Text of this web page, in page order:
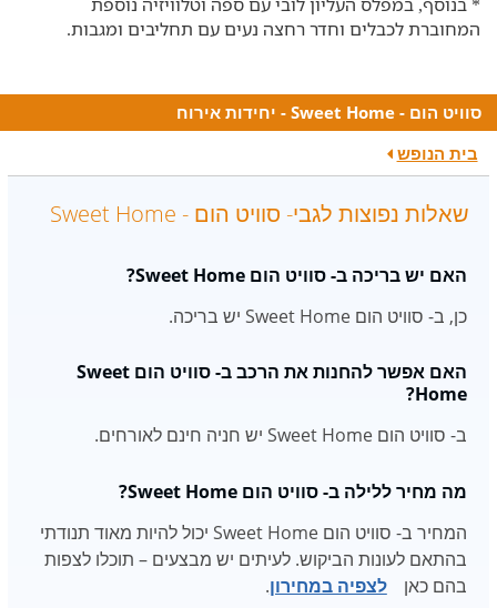
המחוברת לכבלים וחדר רחצה נעים עם תחליבים ומגבות.
סוויט הום - Sweet Home - יחידות אירוח
בית הנופש
שאלות נפוצות לגבי- סוויט הום - Sweet Home
האם יש בריכה ב- סוויט הום Sweet Home?
כן, ב- סוויט הום Sweet Home יש בריכה.
האם אפשר להחנות את הרכב ב- סוויט הום Sweet
Home?
ב- סוויט הום Sweet Home יש חניה חינם לאורחים.
מה מחיר ללילה ב- סוויט הום Sweet Home?
המחיר ב- סוויט הום Sweet Home יכול להיות מאוד תנודתי
בהתאם לעונות הביקוש. לעיתים יש מבצעים – תוכלו לצפות
בהם כאן
לצפיה במחירון.